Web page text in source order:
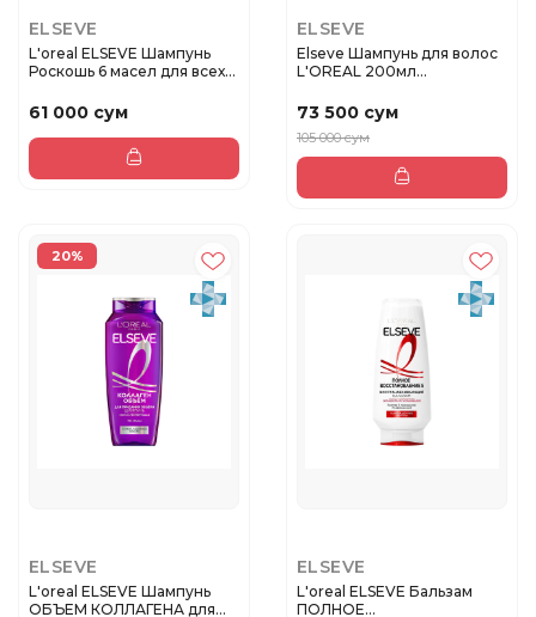
ELSEVE
L'oreal ELSEVE Шампунь
Роскошь 6 масел для всех
61 000 сум
ELSEVE
Elseve Шампунь для волос
L'OREAL 200мл
73 500 сум
105 000 сум
20%
ELSEVE
L'oreal ELSEVE Шампунь
ОБЪЕМ КОЛЛАГЕНА для
ELSEVE
L'oreal ELSEVE Бальзам
ПОЛНОЕ